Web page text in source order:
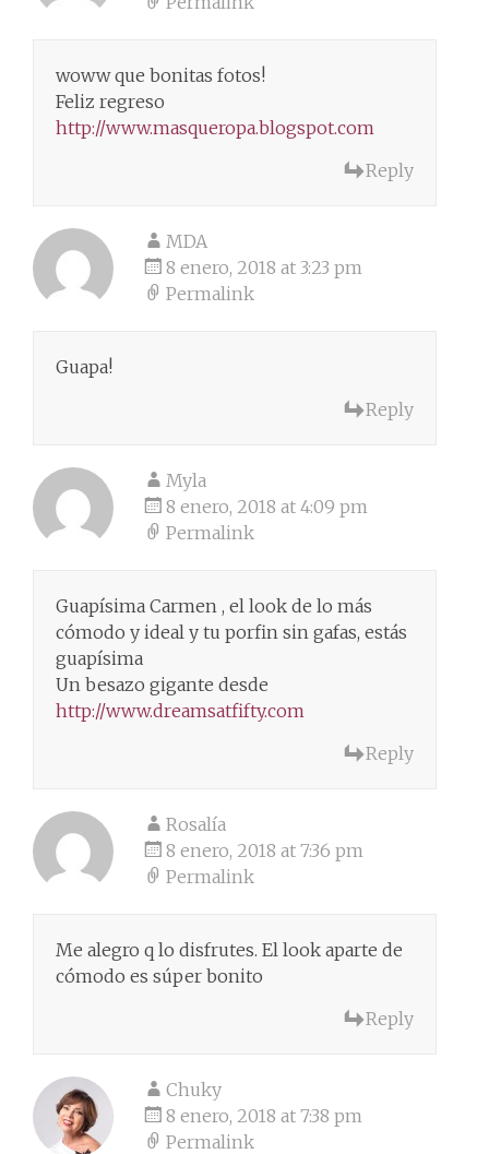
woww que bonitas fotos!
Feliz regreso
http://www.masqueropa.blogspot.com
Reply
MDA
8 enero, 2018 at 3:23 pm
Permalink
Guapa!
Reply
Myla
8 enero, 2018 at 4:09 pm
Permalink
Guapísima Carmen , el look de lo más
cómodo y ideal y tu porfin sin gafas, estás
guapísima
Un besazo gigante desde
http://www.dreamsatfifty.com
Reply
Rosalía
8 enero, 2018 at 7:36 pm
Permalink
Me alegro q lo disfrutes. El look aparte de
cómodo es súper bonito
Reply
Chuky
8 enero, 2018 at 7:38 pm
Permalink